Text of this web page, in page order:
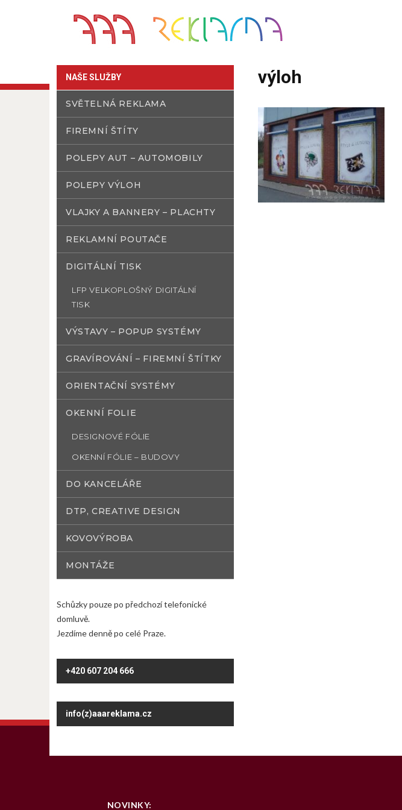
výloh
NAŠE SLUŽBY
SVĚTELNÁ REKLAMA
FIREMNÍ ŠTÍTY
POLEPY AUT – AUTOMOBILY
POLEPY VÝLOH
VLAJKY A BANNERY – PLACHTY
REKLAMNÍ POUTAČE
DIGITÁLNÍ TISK
LFP VELKOPLOŠNÝ DIGITÁLNÍ
TISK
VÝSTAVY – POPUP SYSTÉMY
GRAVÍROVÁNÍ – FIREMNÍ ŠTÍTKY
ORIENTAČNÍ SYSTÉMY
OKENNÍ FOLIE
DESIGNOVÉ FÓLIE
OKENNÍ FÓLIE – BUDOVY
DO KANCELÁŘE
DTP, CREATIVE DESIGN
KOVOVÝROBA
MONTÁŽE
Schůzky pouze po předchozí telefonické
domluvě.
Jezdíme denně po celé Praze.
+420 607 204 666
info(z)aaareklama.cz
NOVINKY: